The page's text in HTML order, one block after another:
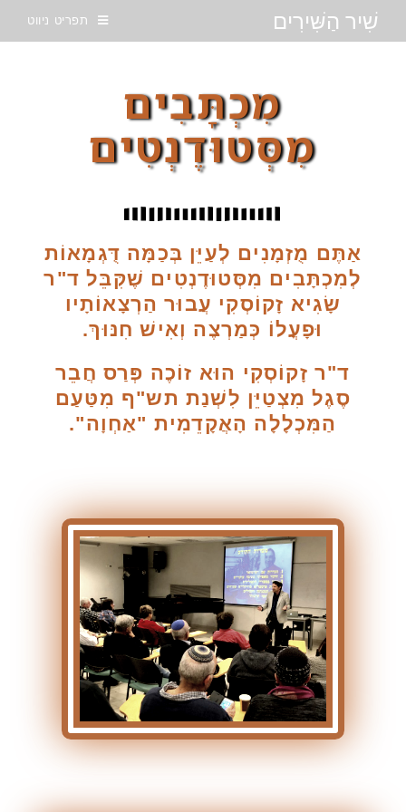
שִׁיר הַשִּׁירִים תפריט ניווט
מִכְתָּבִים
מִסְּטוּדֶנְטִים
אַתֶּם מֻזְמָנִים לְעַיֵּן בְּכַמָּה דֻּגְמָאוֹת
לְמִכְתָּבִים מִסְּטוּדֶנְטִים שֶׁקִּבֵּל ד"ר
שָׂגִיא זָקוֹסְקִי עֲבוּר הַרְצָאוֹתָיו
וּפָעֳלוֹ כְּמַרְצֶה וְאִישׁ חִנּוּךְ.
ד"ר זָקוֹסְקִי הוּא זוֹכֶה פְּרַס חֲבֵר
סֶגֶל מִצְטַיֵּן לִשְׁנַת תש"ף מִטַּעַם
הַמִּכְלָלָה הָאֲקָדֵמִית "אַחְוָה".